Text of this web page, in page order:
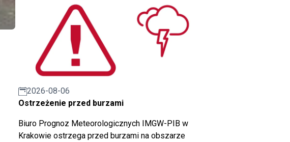
2026-08-06
Ostrzeżenie przed burzami
Biuro Prognoz Meteorologicznych IMGW-PIB w
Krakowie ostrzega przed burzami na obszarze